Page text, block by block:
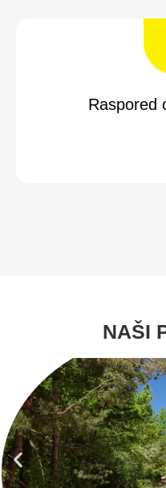
Raspored
NAŠI